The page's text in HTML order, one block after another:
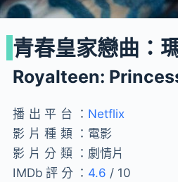
青春皇家戀曲：
Royalteen:
播出平台： Netflix
影片種類： 電影
影片分類： 劇情片
IMDb評分： 4.6 / 10